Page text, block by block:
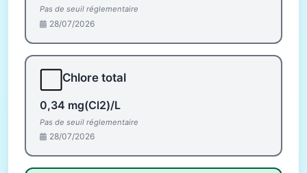
Pas de seuil réglementaire
28/07/2026
Chlore total
0,34 mg(Cl2)/L
Pas de seuil réglementaire
28/07/2026